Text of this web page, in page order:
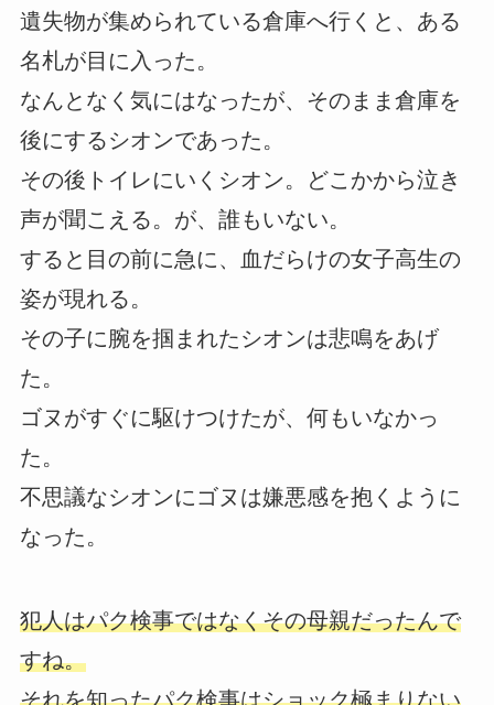
遺失物が集められている倉庫へ行くと、ある
名札が目に入った。
なんとなく気にはなったが、そのまま倉庫を
後にするシオンであった。
その後トイレにいくシオン。どこかから泣き
声が聞こえる。が、誰もいない。
すると目の前に急に、血だらけの女子高生の
姿が現れる。
その子に腕を掴まれたシオンは悲鳴をあげ
た。
ゴヌがすぐに駆けつけたが、何もいなかっ
た。
不思議なシオンにゴヌは嫌悪感を抱くように
なった。
犯人はパク検事ではなくその母親だったんで
すね。
それを知ったパク検事はショック極まりない